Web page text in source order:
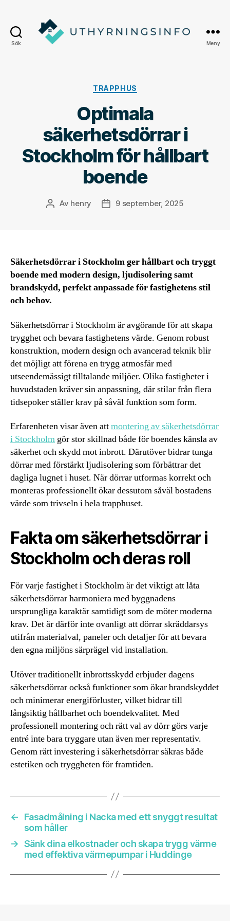
Sök Meny
Kategorier
TRAPPHUS
Optimala
säkerhetsdörrar i
Stockholm för hållbart
boende
Inläggsförfattare
Av henry Inläggsdatum
9 september, 2025
Säkerhetsdörrar i Stockholm ger hållbart och tryggt
boende med modern design, ljudisolering samt
brandskydd, perfekt anpassade för fastighetens stil
och behov.
Säkerhetsdörrar i Stockholm är avgörande för att skapa
trygghet och bevara fastighetens värde. Genom robust
konstruktion, modern design och avancerad teknik blir
det möjligt att förena en trygg atmosfär med
utseendemässigt tilltalande miljöer. Olika fastigheter i
huvudstaden kräver sin anpassning, där stilar från flera
tidsepoker ställer krav på såväl funktion som form.
Erfarenheten visar även attmontering av säkerhetsdörrar
i Stockholm gör stor skillnad både för boendes känsla av
säkerhet och skydd mot inbrott. Därutöver bidrar tunga
dörrar med förstärkt ljudisolering som förbättrar det
dagliga lugnet i huset. När dörrar utformas korrekt och
monteras professionellt ökar dessutom såväl bostadens
värde som trivseln i hela trapphuset.
Fakta om säkerhetsdörrar i
Stockholm och deras roll
För varje fastighet i Stockholm är det viktigt att låta
säkerhetsdörrar harmoniera med byggnadens
ursprungliga karaktär samtidigt som de möter moderna
krav. Det är därför inte ovanligt att dörrar skräddarsys
utifrån materialval, paneler och detaljer för att bevara
den egna miljöns särprägel vid installation.
Utöver traditionellt inbrottsskydd erbjuder dagens
säkerhetsdörrar också funktioner som ökar brandskyddet
och minimerar energiförluster, vilket bidrar till
långsiktig hållbarhet och boendekvalitet. Med
professionell montering och rätt val av dörr görs varje
entré inte bara tryggare utan även mer representativ.
Genom rätt investering i säkerhetsdörrar säkras både
estetiken och tryggheten för framtiden.
←
Fasadmålning i Nacka med ett snyggt resultat
som håller
→ Sänk dina elkostnader och skapa trygg värme
med effektiva värmepumpar i Huddinge